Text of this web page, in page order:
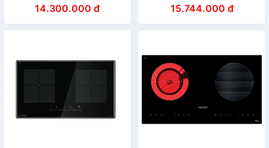
14.300.000 đ 15.744.000 đ